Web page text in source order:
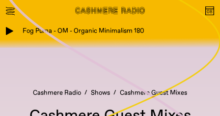
Fog Puma - OM - Organic Minimalism 180
Cashmere Radio Shows Cashmere Guest Mixes